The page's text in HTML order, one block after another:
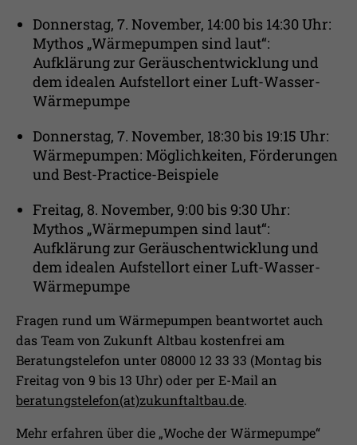
Donnerstag, 7. November, 14:00 bis 14:30 Uhr:
Mythos „Wärmepumpen sind laut“:
Aufklärung zur Geräuschentwicklung und
dem idealen Aufstellort einer Luft-Wasser-
Wärmepumpe
Donnerstag, 7. November, 18:30 bis 19:15 Uhr:
Wärmepumpen: Möglichkeiten, Förderungen
und Best-Practice-Beispiele
Freitag, 8. November, 9:00 bis 9:30 Uhr:
Mythos „Wärmepumpen sind laut“:
Aufklärung zur Geräuschentwicklung und
dem idealen Aufstellort einer Luft-Wasser-
Wärmepumpe
Fragen rund um Wärmepumpen beantwortet auch
das Team von Zukunft Altbau kostenfrei am
Beratungstelefon unter 08000 12 33 33 (Montag bis
Freitag von 9 bis 13 Uhr) oder per E-Mail an
beratungstelefon(at)zukunftaltbau.de.
Mehr erfahren über die „Woche der Wärmepumpe“